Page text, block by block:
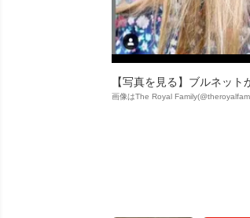
【写真を見る】ブルネッ
画像はThe Royal